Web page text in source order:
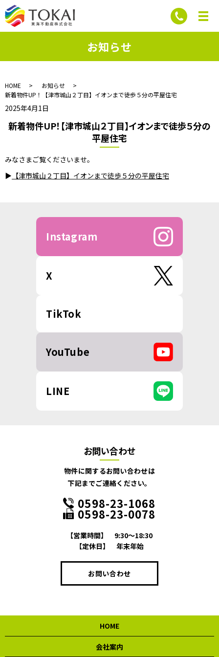
お知らせ
HOME
お知らせ
新着物件UP！【津市城山２丁目】イオンまで徒歩５分の平屋住宅
2025年4月1日
新着物件UP！【津市城山２丁目】イオンまで徒歩５分の
平屋住宅
みなさまご覧くださいませ。
▶ 【津市城山２丁目】イオンまで徒歩５分の平屋住宅
Instagram
X
TikTok
YouTube
LINE
お問い合わせ
物件に関するお問い合わせは
下記までご連絡ください。
0598-23-1068
0598-23-0078
【営業時間】
9:30～18:30
【定休日】
年末年始
お問い合わせ
HOME
会社案内